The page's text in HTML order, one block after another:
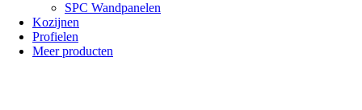
SPC Wandpanelen
Kozijnen
Profielen
Meer producten